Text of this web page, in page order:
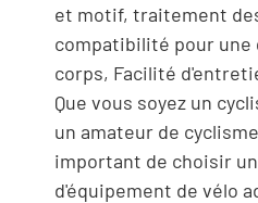
et motif, traitement
compatibilité pour une
corps, Facilité
Que vous soyez un
un amateur de
important de choisir
d'équipement de vélo